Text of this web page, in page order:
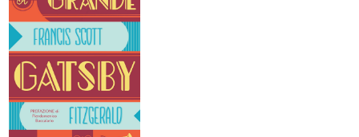
Interessato ai nostri libri?
Allora iscriviti alla nostra newsletter!
Sarai informato delle nostre novità, potrai
comunque cancellarti quando desideri.
modulo di iscrizione